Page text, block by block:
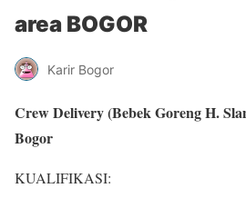
area BOGOR
Karir Bogor
Crew Delivery (Bebek Goreng H.
Bogor
KUALIFIKASI: